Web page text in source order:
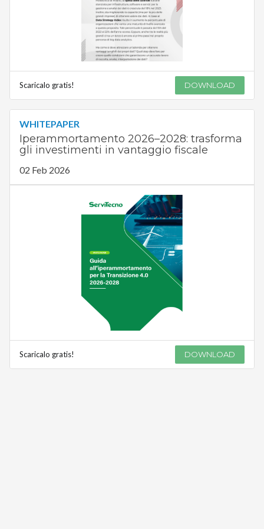
Scaricalo gratis! DOWNLOAD
WHITEPAPER
Iperammortamento 2026–2028: trasforma
gli investimenti in vantaggio fiscale
02 Feb 2026
Scaricalo gratis! DOWNLOAD